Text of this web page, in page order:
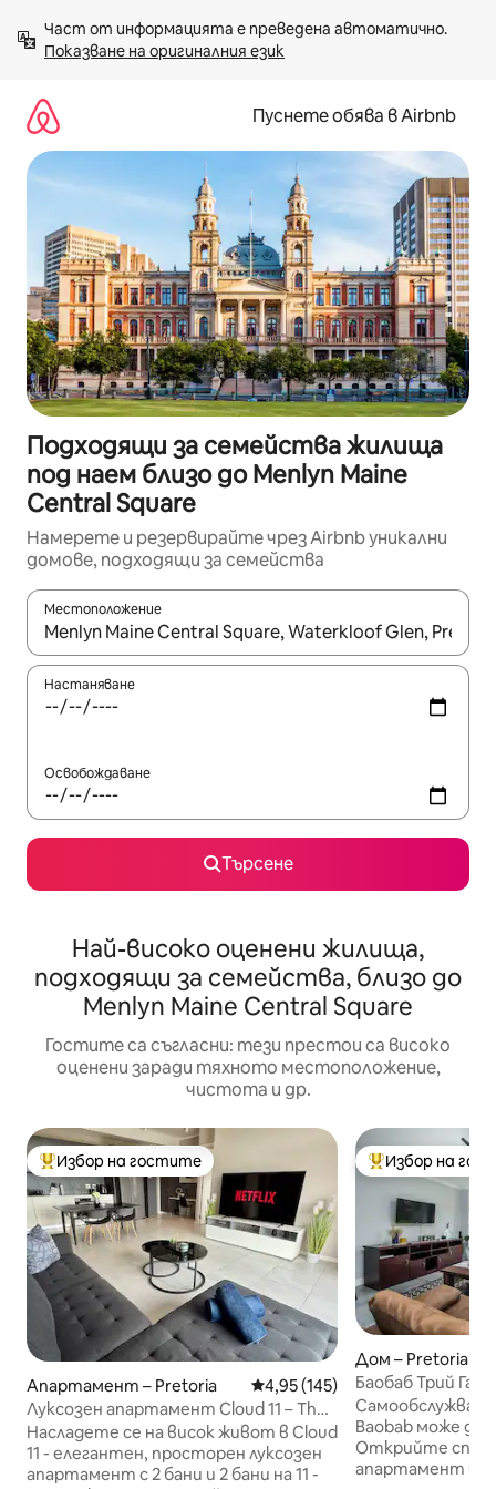
към
съдържанието
Показване на оригиналния език
Пуснете обява в Airbnb
Подходящи за семейства жилища
под наем близо до Menlyn Maine
Central Square
Намерете и резервирайте чрез Airbnb уникални
домове, подходящи за семейства
Местоположение
Когато резултатите се покажат, използвайте
Настаняване
Освобождаване
Търсене
Най-високо оценени жилища,
подходящи за семейства, близо до
Menlyn Maine Central Square
Гостите са съгласни: тези престои са високо
оценени заради тяхното местоположение,
чистота и др.
Най-популярен избор на гостите
Избор на гостите
Апартамент – Pretoria Средна оценка: 4,95 от 5,
4,95 (145)
Луксозен апартамент Cloud 11 – The
Trilogy Menlyn Maine
Насладете се на висок живот в Cloud
11 - елегантен, просторен луксозен
апартамент с 2 бани и 2 бани на 11 -
Най-популярен
Избор на
Дом – Pretoria
Баобаб Трий
басейн
Baobab може да
Открийте
апартамент в